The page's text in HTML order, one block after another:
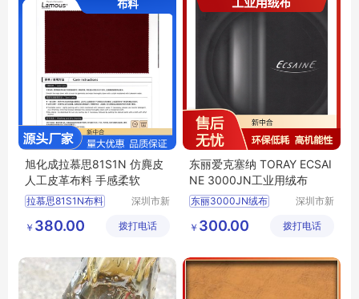
旭化成拉慕思81S1N 仿麂皮
人工皮革布料 手感柔软
拉慕思81S1N布料
ASAHIKASEI布料
深圳市新
链有限公
￥ 380.00 拨打电话
东丽爱克塞纳 TORAY ECSAI
NE 3000JN工业用绒布
东丽3000JN绒布
ECSAINE绒布
深圳市新
链有限公
￥ 300.00 拨打电话